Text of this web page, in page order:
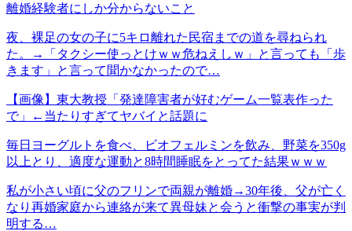
離婚経験者にしか分からないこと
夜、裸足の女の子に5キロ離れた民宿までの道を尋ねられ
た。→「タクシー使っとけｗｗ危ねえしｗ」と言っても「歩
きます」と言って聞かなかったので…
【画像】東大教授「発達障害者が好むゲーム一覧表作った
で」←当たりすぎてヤバイと話題に
毎日ヨーグルトを食べ、ビオフェルミンを飲み、野菜を350g
以上とり、適度な運動と8時間睡眠をとってた結果ｗｗｗ
私が小さい頃に父のフリンで両親が離婚→30年後、父が亡く
なり再婚家庭から連絡が来て異母妹と会うと衝撃の事実が判
明する…